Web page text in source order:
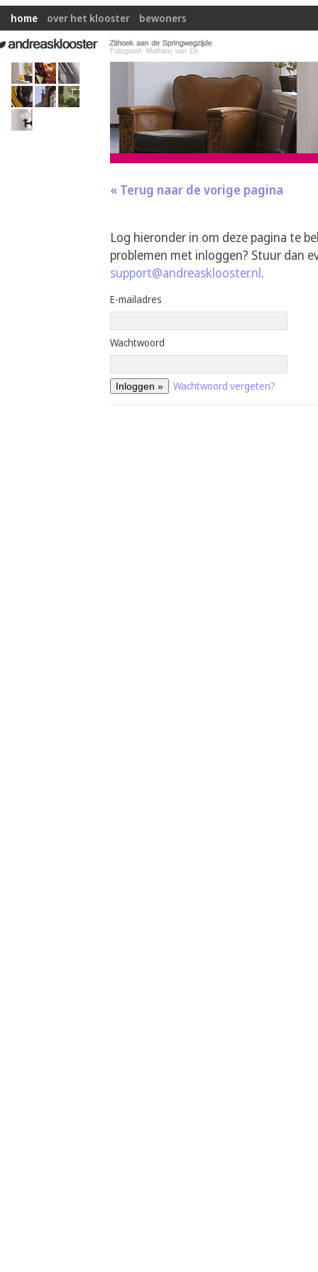
home over het klooster bewoners
« Terug naar de vorige pagina
Log hieronder in om deze pagina te
problemen met inloggen? Stuur dan
support@andreasklooster.nl.
E-mailadres
Wachtwoord
Wachtwoord vergeten?